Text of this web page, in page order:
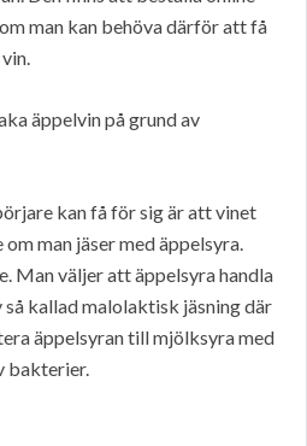
man kan behöva därför att få
äppelvin på grund av
kan få för sig är att vinet
man jäser med äppelsyra.
Man väljer att äppelsyra handla
kallad malolaktisk jäsning där
äppelsyran till mjölksyra med
bakterier.